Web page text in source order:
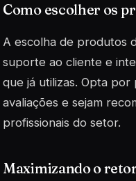
Como escolher os
A escolha de produtos
suporte ao cliente e
que já utilizas. Opta
avaliações e sejam
profissionais do setor.
Maximizando o